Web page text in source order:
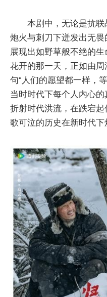
本剧中，无论是抗
炮火与刺刀下迸发出无
展现出如野草般不绝的
花开的那一天，正如由
句“人们的愿望都一样，
当时时代下每个人内心
折射时代洪流，在跌宕
歌可泣的历史在新时代下